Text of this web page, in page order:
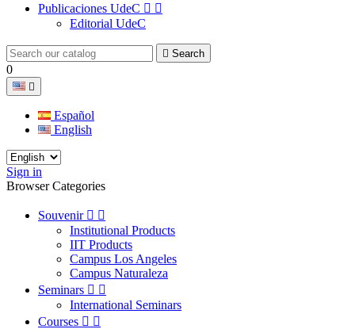
Publicaciones UdeC  
Editorial UdeC
 Search
0

Español
English
Sign in
Browser Categories
Souvenir  
Institutional Products
IIT Products
Campus Los Angeles
Campus Naturaleza
Seminars  
International Seminars
Courses  